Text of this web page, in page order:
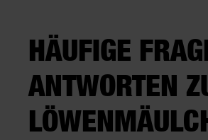
HÄUFIGE
ANTWORTEN